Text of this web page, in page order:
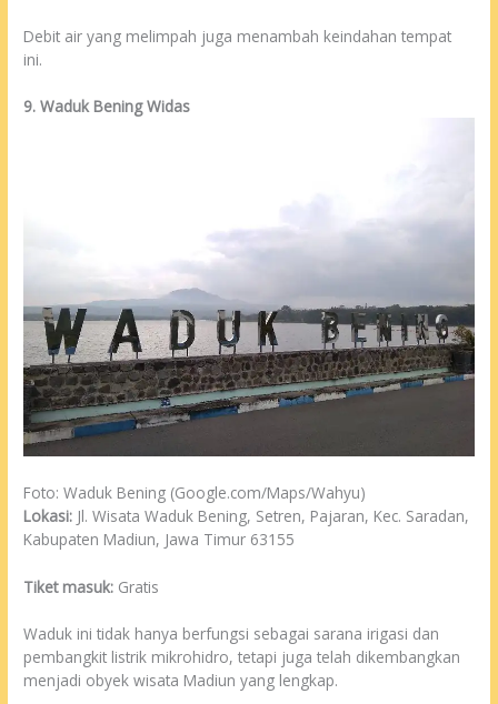
Debit air yang melimpah juga menambah keindahan tempat
ini.
9. Waduk Bening Widas
Foto: Waduk Bening (Google.com/Maps/Wahyu)
Lokasi: Jl. Wisata Waduk Bening, Setren, Pajaran, Kec. Saradan,
Kabupaten Madiun, Jawa Timur 63155
Tiket masuk: Gratis
Waduk ini tidak hanya berfungsi sebagai sarana irigasi dan
pembangkit listrik mikrohidro, tetapi juga telah dikembangkan
menjadi obyek wisata Madiun yang lengkap.